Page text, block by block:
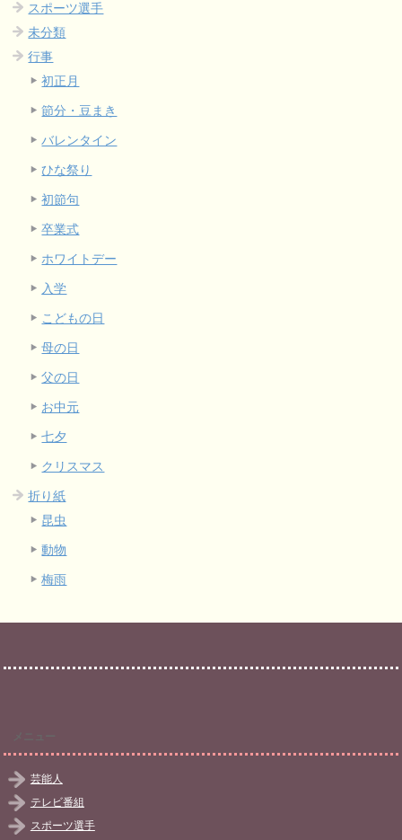
スポーツ選手
未分類
行事
初正月
節分・豆まき
バレンタイン
ひな祭り
初節句
卒業式
ホワイトデー
入学
こどもの日
母の日
父の日
お中元
七夕
クリスマス
折り紙
昆虫
動物
梅雨
芸能人
テレビ番組
スポーツ選手